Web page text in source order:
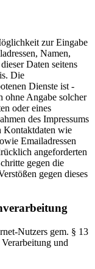
zur Eingabe
Namen,
Daten seitens
Die
Dienste ist -
ohne Angabe solcher
oder eines
des Impressums
Kontaktdaten wie
Emailadressen
angeforderten
gegen die
gegen dieses
Nutzers gem. § 13
und